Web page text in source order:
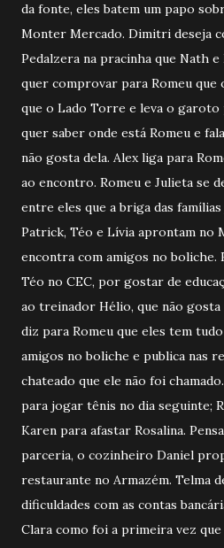
da fonte, eles batem um papo
Monter Mercado. Dimitri deseja
Pedalzera na pracinha que Nath
quer comprovar para Romeu que
que o Lado Torre e leva o garoto
quer saber onde está Romeu e
não gosta dela. Alex liga para
ao encontro. Romeu e Julieta se
entre eles que a briga das famílias
Patrick, Téo e Lívia aprontam no
encontra com amigos no boliche.
Téo no CEC, por gostar de
ao treinador Hélio, que não gosta
diz para Romeu que eles tem
amigos no boliche e publica nas
chateado que ele não foi
para jogar tênis no dia seguinte;
Karen para afastar Rosalina.
parceria, o cozinheiro Daniel
restaurante no Armazém. Telma
dificuldades com as contas
Clara como foi a primeira vez